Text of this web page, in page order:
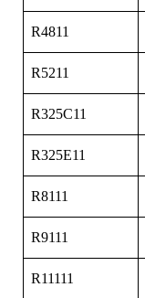
R4811
R5211
R325C11
R325E11
R8111
R9111
R11111